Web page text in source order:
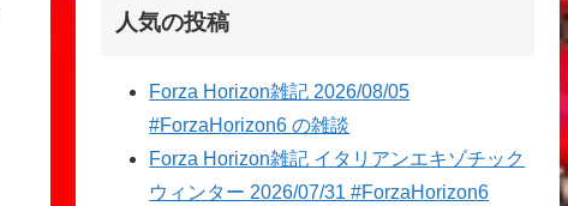
人気の投稿
Forza Horizon雑記 2026/08/05
#ForzaHorizon6 の雑談
Forza Horizon雑記 イタリアンエキゾチック
ウィンター 2026/07/31 #ForzaHorizon6